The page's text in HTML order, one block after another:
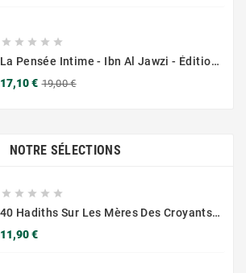
    
La Pensée Intime - Ibn Al Jawzi - Éditions Chama (Al Azhar)
17,10 € 19,00 €
NOTRE SÉLECTIONS
    
40 Hadiths Sur Les Mères Des Croyants - Anissa
11,90 €Prix